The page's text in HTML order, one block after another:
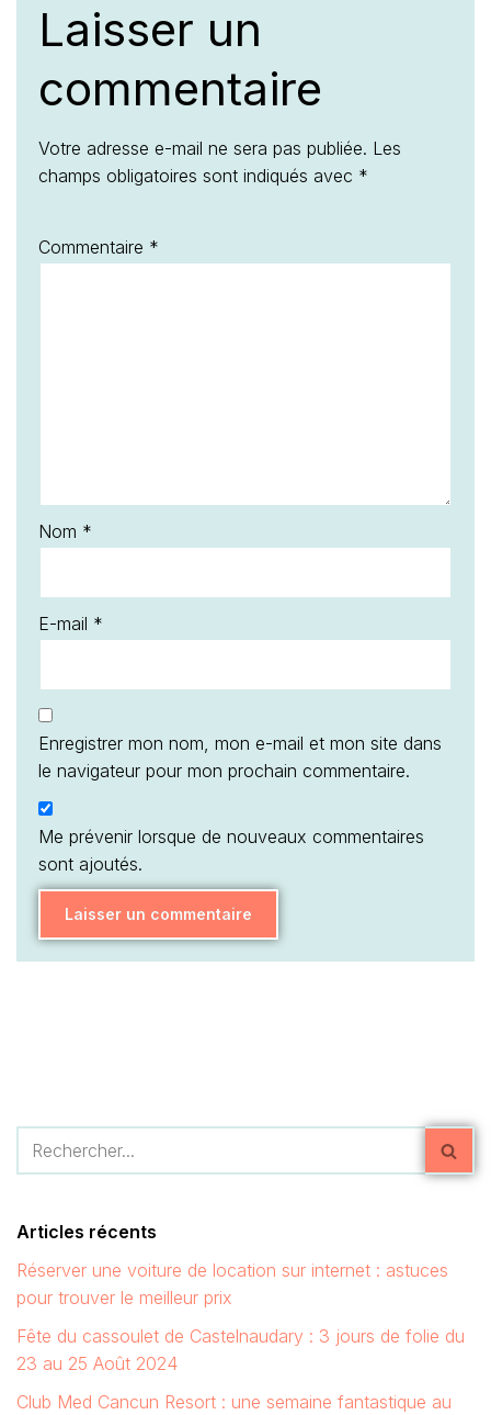
Laisser un
commentaire
Votre adresse e-mail ne sera pas publiée. Les
champs obligatoires sont indiqués avec *
Commentaire *
Nom *
E-mail *
Enregistrer mon nom, mon e-mail et mon site dans
le navigateur pour mon prochain commentaire.
Me prévenir lorsque de nouveaux commentaires
sont ajoutés.
Articles récents
Réserver une voiture de location sur internet : astuces
pour trouver le meilleur prix
Fête du cassoulet de Castelnaudary : 3 jours de folie du
23 au 25 Août 2024
Club Med Cancun Resort : une semaine fantastique au